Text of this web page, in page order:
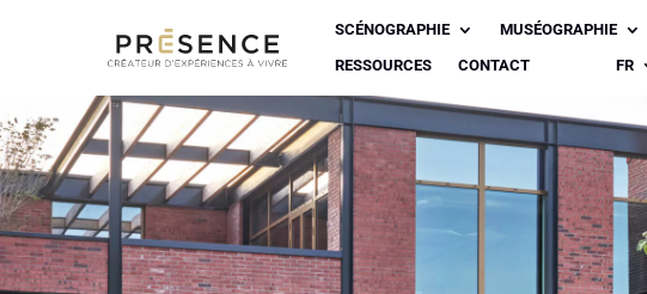
SCÉNOGRAPHIE MUSÉOGRAPHIE
RESSOURCES
CONTACT FR